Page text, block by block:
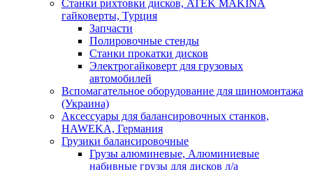
Станки рихтовки дисков, ATEK MAKINA
гайковерты, Турция
Запчасти
Полировочные стенды
Станки прокатки дисков
Электрогайковерт для грузовых
автомобилей
Вспомагательное оборудование для шиномонтажа
(Украина)
Аксессуары для балансировочных станков,
HAWEKA, Германия
Грузики балансировочные
Грузы алюминевые, Алюминиевые
набивные грузы для дисков л/а